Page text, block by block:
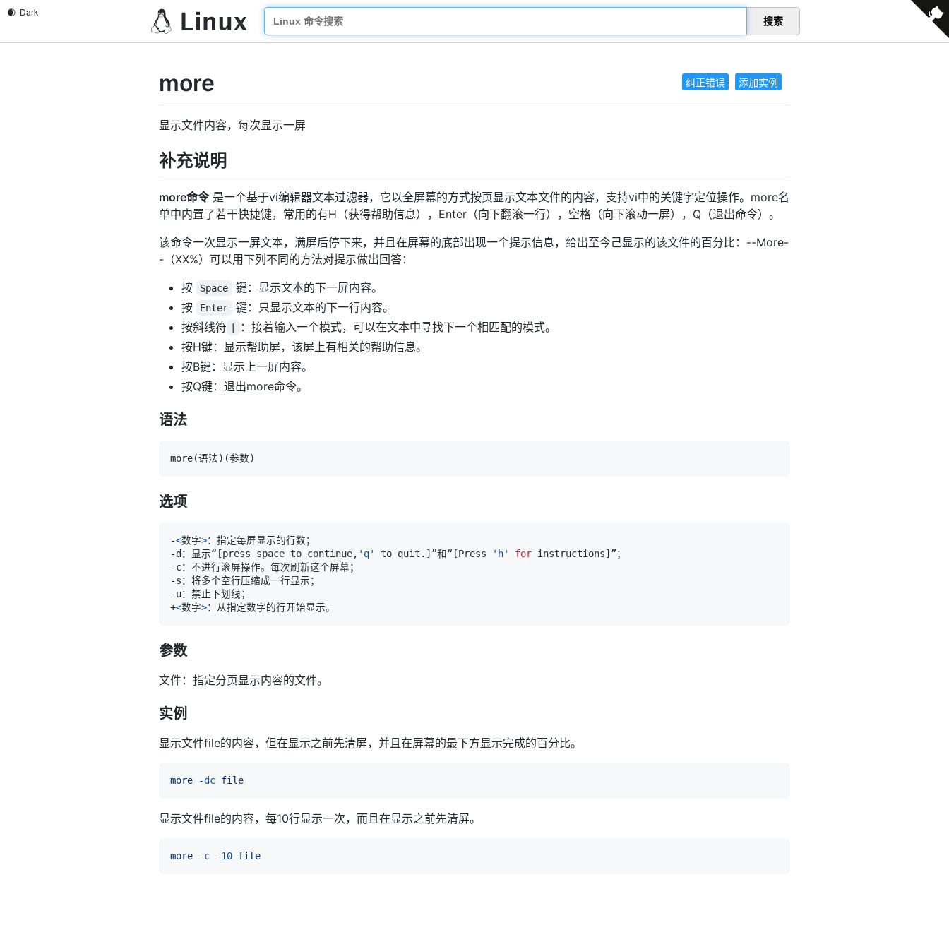
搜索
纠正错误 添加实例
more
显示文件内容，每次显示一屏
补充说明
more命令是一个基于vi编辑器文本过滤器，它以全屏幕的方式按页显示文本文件的内容，支持vi中的关键字定位操作。more名
单中内置了若干快捷键，常用的有H（获得帮助信息），Enter（向下翻滚一行），空格（向下滚动一屏），Q（退出命令）。
该命令一次显示一屏文本，满屏后停下来，并且在屏幕的底部出现一个提示信息，给出至今己显示的该文件的百分比：--More-
-（XX%）可以用下列不同的方法对提示做出回答：
按
Space
键：显示文本的下一屏内容。
按
Enter
键：只显示文本的下一行内容。
按斜线符
：接着输入一个模式，可以在文本中寻找下一个相匹配的模式。
按H键：显示帮助屏，该屏上有相关的帮助信息。
按B键：显示上一屏内容。
按Q键：退出more命令。
语法
more(语法) (参数)
选项
-<数字>
-d：显示“ [press space to continue, 'q' to quit. ] ”和“ [Press 'h' for instructions]
+<数字>
参数
文件：指定分页显示内容的文件。
实例
显示文件file的内容，但在显示之前先清屏，并且在屏幕的最下方显示完成的百分比。
more -dc file
显示文件file的内容，每10行显示一次，而且在显示之前先清屏。
more -c -10 file